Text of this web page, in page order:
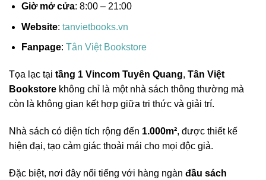
Giờ mở cửa: 8:00 – 21:00
Website: tanvietbooks.vn
Fanpage: Tân Việt Bookstore
Tọa lạc tại tầng 1 Vincom Tuyên Quang, Tân Việt
Bookstore không chỉ là một nhà sách thông thường mà
còn là không gian kết hợp giữa tri thức và giải trí.
Nhà sách có diện tích rộng đến 1.000m², được thiết kế
hiện đại, tạo cảm giác thoải mái cho mọi độc giả.
Đặc biệt, nơi đây nổi tiếng với hàng ngàn đầu sách